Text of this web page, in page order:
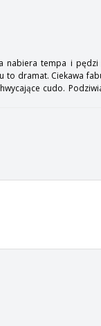
tempa i pędzi
dramat. Ciekawa
cudo.